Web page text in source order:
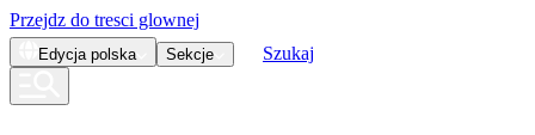
Przejdz do tresci glownej
Edycja polska Sekcje Szukaj